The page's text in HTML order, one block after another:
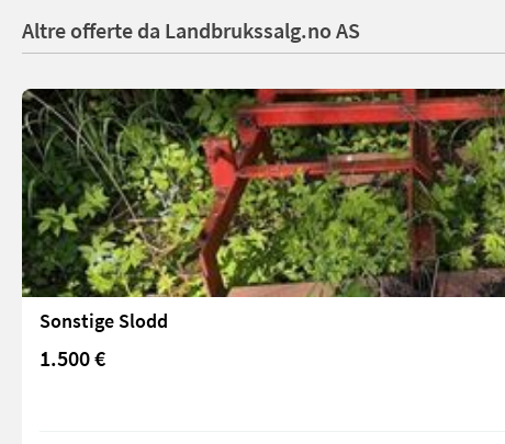
Altre offerte da Landbrukssalg.no AS
Sonstige Slodd
1.500 €